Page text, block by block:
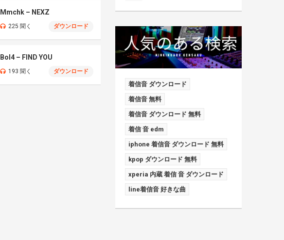
Mmchk – NEXZ
225 聞く ダウンロード
Bol4 – FIND YOU
193 聞く ダウンロード
着信音 ダウンロード
着信音 無料
着信音 ダウンロード 無料
着信 音 edm
iphone 着信音 ダウンロード 無料
kpop ダウンロード 無料
xperia 内蔵 着信 音 ダウンロード
line着信音 好きな曲